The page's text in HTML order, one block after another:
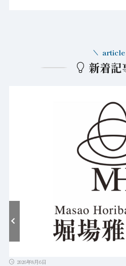
新着記
article
2026年8月6日